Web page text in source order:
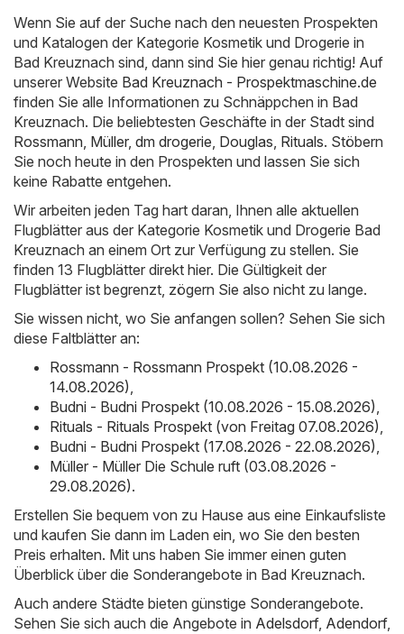
Wenn Sie auf der Suche nach den neuesten Prospekten
und Katalogen der Kategorie Kosmetik und Drogerie in
Bad Kreuznach sind, dann sind Sie hier genau richtig! Auf
unserer Website Bad Kreuznach - Prospektmaschine.de
finden Sie alle Informationen zu Schnäppchen in Bad
Kreuznach. Die beliebtesten Geschäfte in der Stadt sind
Rossmann Müller, dm drogerie Douglas Rituals. Stöbern
Sie noch heute in den Prospekten und lassen Sie sich
keine Rabatte entgehen.
Wir arbeiten jeden Tag hart daran, Ihnen alle aktuellen
Flugblätter aus der Kategorie Kosmetik und Drogerie Bad
Kreuznach an einem Ort zur Verfügung zu stellen. Sie
finden 13 Flugblätter direkt hier. Die Gültigkeit der
Flugblätter ist begrenzt, zögern Sie also nicht zu lange.
Sie wissen nicht, wo Sie anfangen sollen? Sehen Sie sich
diese Faltblätter an:
Rossmann - Rossmann Prospekt (10.08.2026 -
14.08.2026)
Budni - Budni Prospekt (10.08.2026 - 15.08.2026)
Rituals - Rituals Prospekt (von Freitag 07.08.2026)
Budni - Budni Prospekt (17.08.2026 - 22.08.2026)
Müller - Müller Die Schule ruft (03.08.2026 -
29.08.2026).
Erstellen Sie bequem von zu Hause aus eine Einkaufsliste
und kaufen Sie dann im Laden ein, wo Sie den besten
Preis erhalten. Mit uns haben Sie immer einen guten
Überblick über die Sonderangebote in Bad Kreuznach.
Auch andere Städte bieten günstige Sonderangebote.
Sehen Sie sich auch die Angebote in Adelsdorf, Adendorf,